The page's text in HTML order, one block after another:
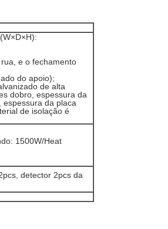
e o fechamento
do apoio);
de alta
dobro, espessura da
espessura da placa
de isolação é
1500W/Heat
detector 2pcs da